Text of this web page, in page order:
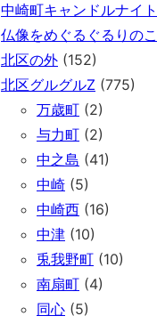
中崎町キャンドルナイト
仏像をめぐるぐるりの
北区の外 (152)
北区グルグルZ (775)
万歳町 (2)
与力町 (2)
中之島 (41)
中崎 (5)
中崎西 (16)
中津 (10)
兎我野町 (10)
南扇町 (4)
同心 (5)